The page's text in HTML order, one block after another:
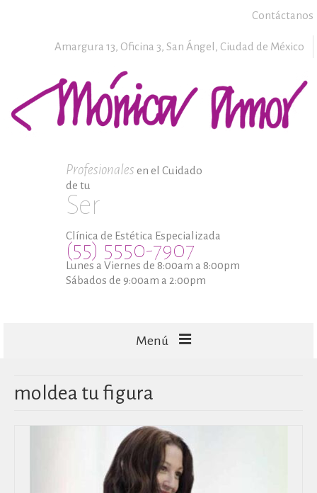
Contáctanos
Amargura 13, Oficina 3, San Ángel, Ciudad de México
Profesionales en el Cuidado
de tu
Ser
Clínica de Estética Especializada
(55) 5550-7907
Lunes a Viernes de 8:00am a 8:00pm
Sábados de 9:00am a 2:00pm
Menú
CAPILARES
TECNOLOGÍA
moldea tu figura